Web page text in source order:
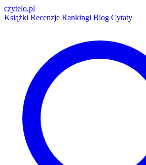
czytelo.pl
Książki Recenzje Rankingi Blog Cytaty